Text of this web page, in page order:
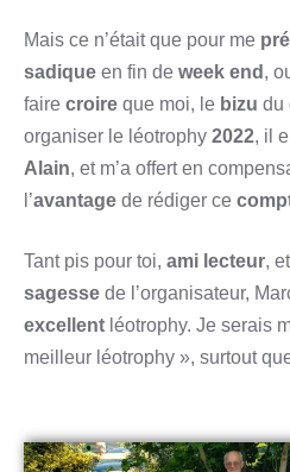
Mais ce n’était que pour me
sadique en fin de week end ,
faire croire que moi, le bizu du
organiser le léotrophy 2022, il
Alain, et m’a offert en
l’avantage de rédiger ce
Tant pis pour toi, ami lecteur,
sagesse de l’organisateur,
excellent léotrophy. Je serais
meilleur léotrophy », surtout